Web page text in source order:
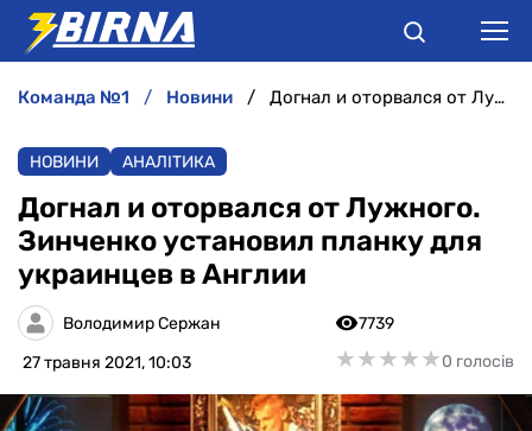
АНАЛІТИКА
ІНТЕРВ'Ю
РІЗНЕ
БУКМЕКЕРИ
команда №1 новини Догнал и оторвался от Лужного. Зинченко установил планку для украинцев в Англии
НОВИНИ АНАЛІТИКА
Догнал и оторвался от Лужного.
Зинченко установил планку для
украинцев в Англии
Володимир Сержан
27 травня 2021, 10:03
7739
★★★★★
★★★★★0 голосів